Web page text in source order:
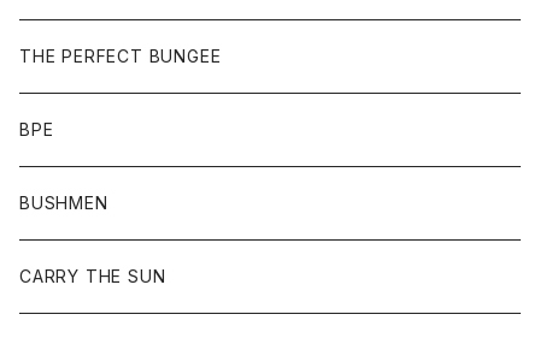
THE PERFECT BUNGEE
BPE
BUSHMEN
CARRY THE SUN